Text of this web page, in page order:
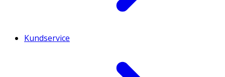
Kundservice